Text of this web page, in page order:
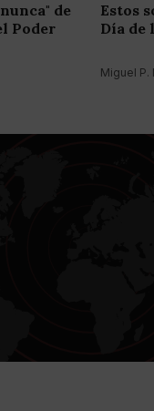
de
Poder
Estos
Día de
Miguel P.